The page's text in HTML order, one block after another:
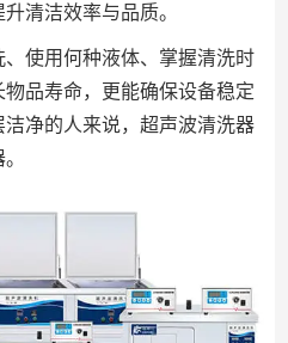
清洁效率与品质。
使用何种液体、掌握清洗时
品寿命，更能确保设备稳定
净的人来说，超声波清洗器